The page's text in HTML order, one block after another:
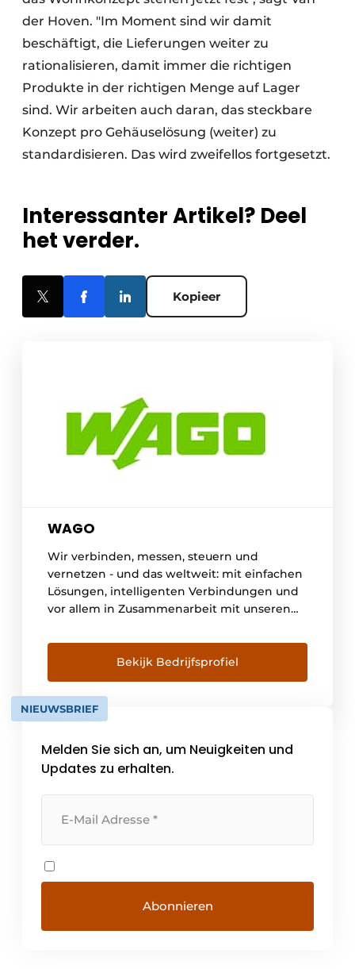
der Hoven. "Im Moment sind wir damit
beschäftigt, die Lieferungen weiter zu
rationalisieren, damit immer die richtigen
Produkte in der richtigen Menge auf Lager
sind. Wir arbeiten auch daran, das steckbare
Konzept pro Gehäuselösung (weiter) zu
standardisieren. Das wird zweifellos fortgesetzt.
Interessanter Artikel? Deel
het verder.
Kopieer
WAGO
Wir verbinden, messen, steuern und
vernetzen - und das weltweit: mit einfachen
Lösungen, intelligenten Verbindungen und
vor allem in Zusammenarbeit mit unseren
Partnern. "WAGO ist das Rückgrat einer
nachhaltigen und intelligent vernetzten
Welt", so lautet die Vision von WAGO. Seit
der Unternehmensgründung 1951 ist WAGO
kontinuierlich gewachsen [...]
Bekijk Bedrijfsprofiel
NIEUWSBRIEF
Melden Sie sich an, um Neuigkeiten und
Updates zu erhalten.